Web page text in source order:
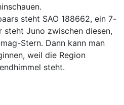
steht SAO 188662, ein 7-
steht Juno zwischen diesen,
Stern. Dann kann man
weil die Region
steht.